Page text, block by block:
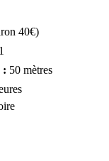
40€)
: 50 mètres